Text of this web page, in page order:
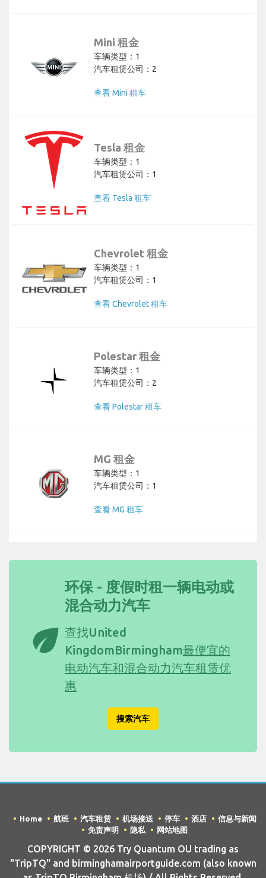
Mini 租金
车辆类型：1
汽车租赁公司：2
查看 Mini 租车
Tesla 租金
车辆类型：1
汽车租赁公司：1
查看 Tesla 租车
Chevrolet 租金
车辆类型：1
汽车租赁公司：1
查看 Chevrolet 租车
Polestar 租金
车辆类型：1
汽车租赁公司：2
查看 Polestar 租车
MG 租金
车辆类型：1
汽车租赁公司：1
查看 MG 租车
eco
环保 - 度假时租一辆电动或
混合动力汽车
查找United
KingdomBirmingham最便宜的
电动汽车和混合动力汽车租赁优
惠
搜索汽车
Home 航班 汽车租赁 机场接送 停车 酒店
信息与新闻
免责声明
隐私 网站地图
COPYRIGHT © 2026 Try Quantum OU trading as
"TripTQ" and birminghamairportguide.com (also known